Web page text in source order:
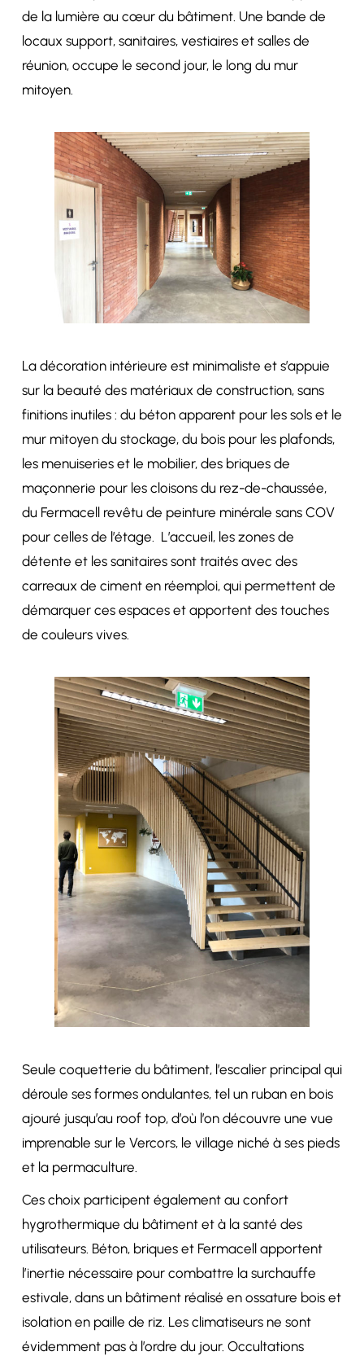
de la lumière au cœur du bâtiment. Une bande de
locaux support, sanitaires, vestiaires et salles de
réunion, occupe le second jour, le long du mur
mitoyen.
La décoration intérieure est minimaliste et s’appuie
sur la beauté des matériaux de construction, sans
finitions inutiles : du béton apparent pour les sols et le
mur mitoyen du stockage, du bois pour les plafonds,
les menuiseries et le mobilier, des briques de
maçonnerie pour les cloisons du rez-de-chaussée,
du Fermacell revêtu de peinture minérale sans COV
pour celles de l’étage. L’accueil, les zones de
détente et les sanitaires sont traités avec des
carreaux de ciment en réemploi, qui permettent de
démarquer ces espaces et apportent des touches
de couleurs vives.
Seule coquetterie du bâtiment, l’escalier principal qui
déroule ses formes ondulantes, tel un ruban en bois
ajouré jusqu’au roof top, d’où l’on découvre une vue
imprenable sur le Vercors, le village niché à ses pieds
et la permaculture.
Ces choix participent également au confort
hygrothermique du bâtiment et à la santé des
utilisateurs. Béton, briques et Fermacell apportent
l’inertie nécessaire pour combattre la surchauffe
estivale, dans un bâtiment réalisé en ossature bois et
isolation en paille de riz. Les climatiseurs ne sont
évidemment pas à l’ordre du jour. Occultations